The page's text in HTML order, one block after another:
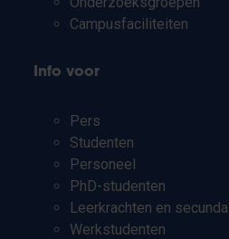
Campusfaciliteiten
Info voor
Pers
Studenten
Personeel
PhD-studenten
Leerkrachten en
Werkstudenten